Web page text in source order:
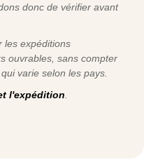
donc de vérifier avant
les expéditions
ouvrables, sans compter
varie selon les pays.
l'expédition